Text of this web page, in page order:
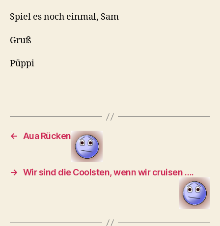
Spiel es noch einmal, Sam
Gruß
Püppi
← Aua Rücken
→ Wir sind die Coolsten, wenn wir cruisen ….